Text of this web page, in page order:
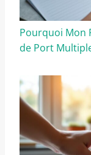
Pourquoi Mon
de Port